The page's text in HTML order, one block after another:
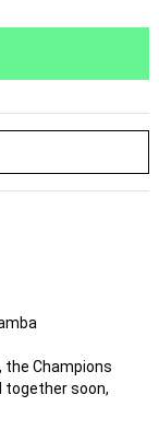
the Champions
together soon,